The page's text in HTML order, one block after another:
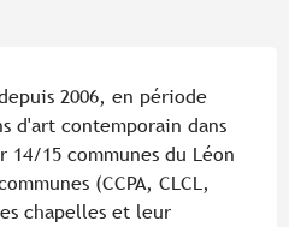
2006, en période
d'art contemporain dans
14/15 communes du Léon
(CCPA, CLCL,
chapelles et leur